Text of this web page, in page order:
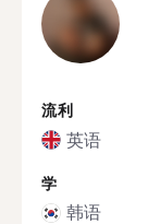
流利
英语
学
韩语